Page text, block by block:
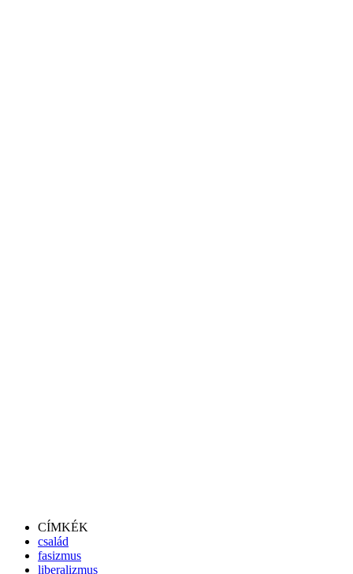
CÍMKÉK
család
fasizmus
liberalizmus